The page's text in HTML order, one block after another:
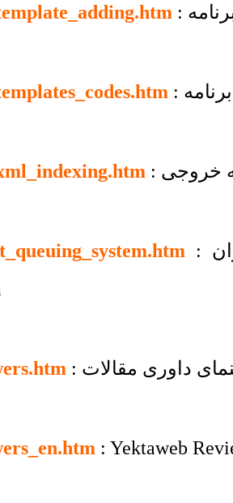
: سامانه نوبت دهی بیماران : patient queuing
داوری مقالات
: Yektaweb